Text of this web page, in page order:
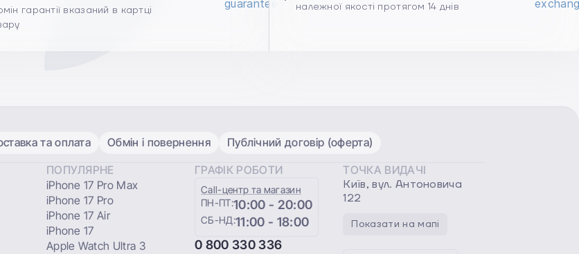
гарантії вказаний в картці
належної якості протягом 14 днів
та оплата Обмін і повернення Публічний договір (оферта)
ПОПУЛЯРНЕ
iPhone 17 Pro Max
iPhone 17 Pro
iPhone 17 Air
iPhone 17
Apple Watch Ultra 3
ГРАФІК РОБОТИ
Сall-центр та магазин
ПН-ПТ:10:00 - 20:00
СБ-НД:11:00 - 18:00
0 800 330 336
ТОЧКА ВИДАЧІ
Київ, вул. Антоновича
122
Показати на мапі